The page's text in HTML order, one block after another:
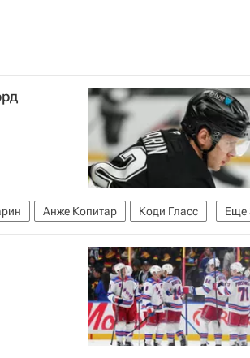
Еще
Анже Копитар
Коди Гласс
(НХЛ) Нью-Джерси Девилз